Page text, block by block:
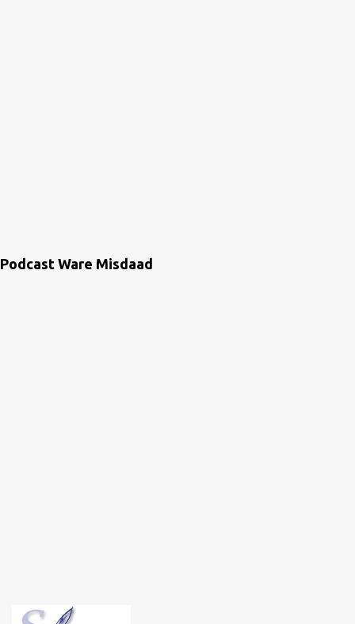
Podcast Ware Misdaad